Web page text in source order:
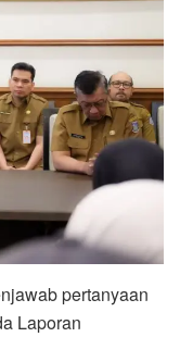
pertanyaan
Laporan